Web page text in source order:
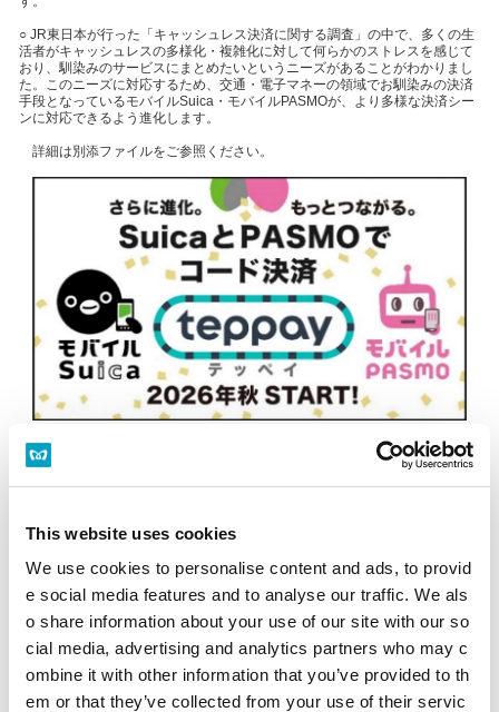
This website uses cookies
We use cookies to personalise content and ads, to provid
e social media features and to analyse our traffic. We als
o share information about your use of our site with our so
cial media, advertising and analytics partners who may c
ombine it with other information that you’ve provided to th
em or that they’ve collected from your use of their servic
○ JR東日本が行った「キャッシュレス決済に関する調査」の中で、多くの生
活者がキャッシュレスの多様化・複雑化に対して何らかのストレスを感じて
おり、馴染みのサービスにまとめたいというニーズがあることがわかりまし
た。このニーズに対応するため、交通・電子マネーの領域でお馴染みの決済
手段となっているモバイルSuica・モバイルPASMOが、より多様な決済シー
ンに対応できるよう進化します。
詳細は別添ファイルをご参照ください。
Suica・PASMOのコード決済サービス「teppay」を2026年秋より提供開
始.pdf(PDF：943 KB)
にはAdobe® Reader®が必要
Adobe® Reader®のダウン
ロード